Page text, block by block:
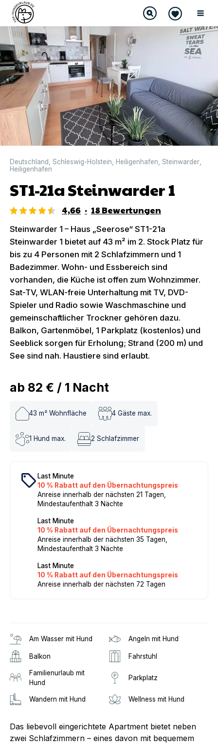
DIREKT BUCHBAR
Deutschland Schleswig-Holstein Heiligenhafen Steinwarder
Heiligenhafen
ST1-21a Steinwarder 1
4,66 · 18Bewertungen
Steinwarder 1 – Haus „Seerose“ ST1-21a
Steinwarder 1 bietet auf 43 m² im 2. Stock Platz für
bis zu 4 Personen mit 2 Schlafzimmern und 1
Badezimmer. Wohn- und Essbereich sind
vorhanden, die Küche ist offen zum Wohnzimmer.
Sat-TV, WLAN-freie Unterhaltung mit TV, DVD-
Spieler und Radio sowie Waschmaschine und
gemeinschaftlicher Trockner gehören dazu.
Balkon, Gartenmöbel, 1 Parkplatz (kostenlos) und
Seeblick sorgen für Erholung; Strand (200 m) und
See sind nah. Haustiere sind erlaubt.
ab 82 € / 1 Nacht
43 m² Wohnfläche 4 Gäste max.
1 Hund max. 2 Schlafzimmer
local_offer Last Minute
10 % Rabatt auf den Übernachtungspreis
Anreise innerhalb der nächsten 21 Tagen,
Mindestaufenthalt 3 Nächte
Last Minute
10 % Rabatt auf den Übernachtungspreis
Anreise innerhalb der nächsten 35 Tagen,
Mindestaufenthalt 3 Nächte
Last Minute
10 % Rabatt auf den Übernachtungspreis
Anreise innerhalb der nächsten 72 Tagen
Am Wasser mit Hund Angeln mit Hund
Balkon Fahrstuhl
Familienurlaub mit
Hund
Parkplatz
Wandern mit Hund Wellness mit Hund
Das liebevoll eingerichtete Apartment bietet neben
zwei Schlafzimmern – eines davon mit bequemem